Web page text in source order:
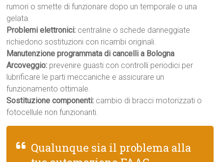
rumori o smette di funzionare dopo un temporale o una
gelata.
Problemi elettronici: centraline o schede danneggiate
richiedono sostituzioni con ricambi originali.
Manutenzione programmata di cancelli a Bologna
Arcoveggio: prevenire guasti con controlli periodici per
lubrificare le parti meccaniche e assicurare un
funzionamento ottimale.
Sostituzione componenti: cambio di bracci motorizzati o
fotocellule non funzionanti.
Qualunque sia il problema alla